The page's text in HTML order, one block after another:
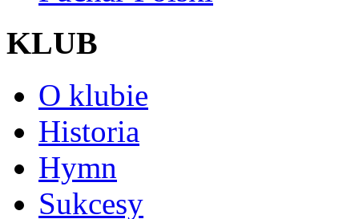
KLUB
O klubie
Historia
Hymn
Sukcesy